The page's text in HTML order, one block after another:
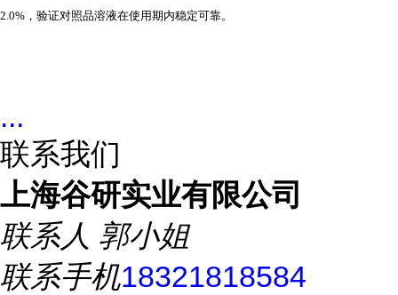
2.0%，验证对照品溶液在使用期内稳定可靠。
...
联系我们
上海谷研实业有限公司
联系人 郭小姐
联系手机18321818584